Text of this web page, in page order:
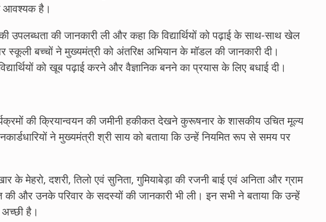
आवश्यक है।
उपलब्धता की जानकारी ली और कहा कि विद्यार्थियों को पढ़ाई के साथ-साथ खेल
स्कूली बच्चों ने मुख्यमंत्री को अंतरिक्ष अभियान के मॉडल की जानकारी दी।
को खूब पढ़ाई करने और वैज्ञानिक बनने का प्रयास के लिए बधाई दी।
की क्रियान्वयन की जमीनी हकीकत देखने कुरूषनार के शासकीय उचित मूल्य
ने मुख्यमंत्री श्री साय को बताया कि उन्हें नियमित रूप से समय पर
के मेहरो, दशरी, तिलो एवं सुनिता, गुमियाबेड़ा की रजनी बाई एवं अनिता और ग्राम
की और उनके परिवार के सदस्यों की जानकारी भी ली। इन सभी ने बताया कि उन्हें
है।